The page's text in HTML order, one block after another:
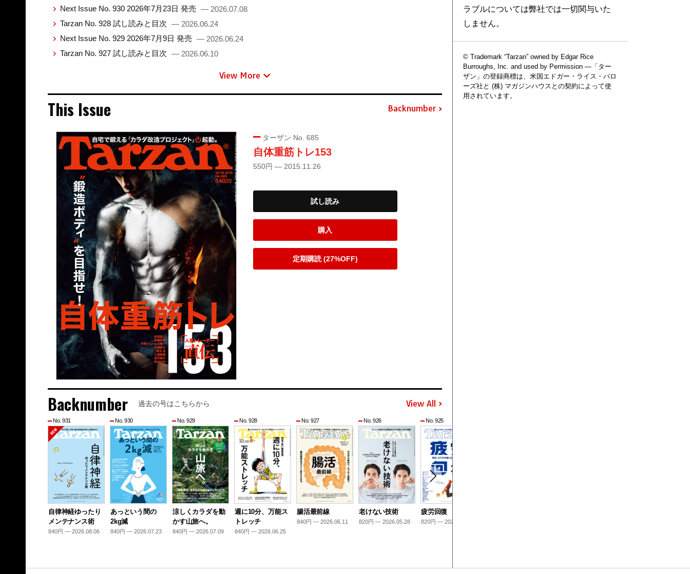
Next Issue No. 930 2026年7月23日 発売 — 2026.07.08
Tarzan No. 928 試し読みと目次 — 2026.06.24
Next Issue No. 929 2026年7月9日 発売 — 2026.06.24
Tarzan No. 927 試し読みと目次 — 2026.06.10
View More
This Issue Backnumber
ターザン No. 685
自体重筋トレ153
550円 — 2015.11.26
試し読み
購入
定期購読 (27%OFF)
Backnumber 過去の号はこちらから View All
No. 931
自律神経ゆったり
メンテナンス術
840円 — 2026.08.06
No. 930
あっという間の
2kg減
840円 — 2026.07.23
No. 929
涼しくカラダを動
かす山旅へ。
840円 — 2026.07.09
No. 928
週に10分、万能ス
トレッチ
840円 — 2026.06.25
No. 927
腸活最前線
840円 — 2026.06.11
No. 926
老けない技術
820円 — 2026.05.28
No. 925
疲労回復
820円 — 2026.05.14
ラブルについては弊社では一切関与いた
しません。
© Trademark “Tarzan” owned by Edgar Rice
Burroughs, Inc. and used by Permission —「ター
ザン」の登録商標は、米国エドガー・ライス・バロ
ーズ社と (株) マガジンハウスとの契約によって使
用されています。